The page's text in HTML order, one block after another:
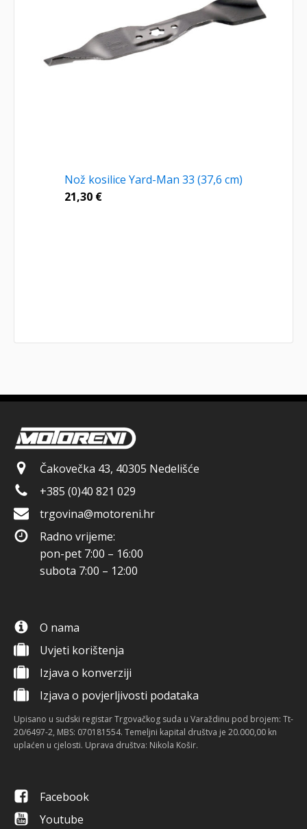
Nož kosilice Yard-Man 33 (37,6 cm)
21,30 €
Čakovečka 43, 40305 Nedelišće
+385 (0)40 821 029
trgovina@motoreni.hr
Radno vrijeme:
pon-pet 7:00 – 16:00
subota 7:00 – 12:00
O nama
Uvjeti korištenja
Izjava o konverziji
Izjava o povjerljivosti podataka
Upisano u sudski registar Trgovačkog suda u Varaždinu pod brojem: Tt-
20/6497-2, MBS: 070181554. Temeljni kapital društva je 20.000,00 kn
uplaćen u cjelosti. Uprava društva: Nikola Košir.
Facebook
Youtube